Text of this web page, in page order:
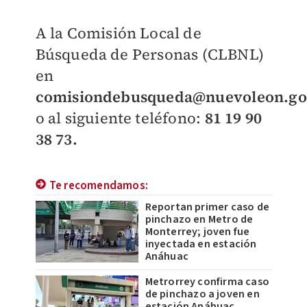
A la Comisión Local de
Búsqueda de Personas (CLBNL)
en
o al siguiente teléfono: 81 19 90
38 73.
Te recomendamos:
Reportan primer caso de
pinchazo en Metro de
Monterrey; joven fue
inyectada en estación
Anáhuac
Metrorrey confirma caso
de pinchazo a joven en